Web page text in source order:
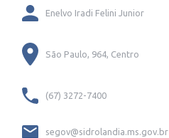
Enelvo Iradi Felini Junior
São Paulo, 964, Centro
(67) 3272-7400
segov@sidrolandia.ms.gov.br